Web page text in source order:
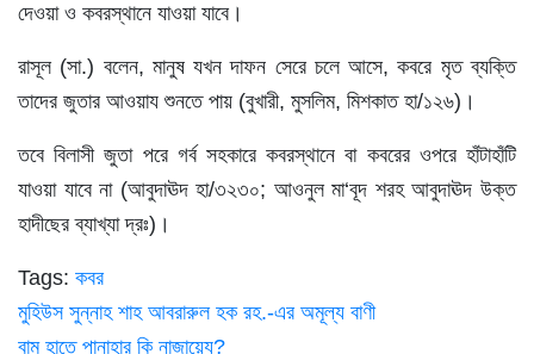
দেওয়া ও কবরস্থানে যাওয়া যাবে।
রাসূল (সা.) বলেন, মানুষ যখন দাফন সেরে চলে আসে, কবরে মৃত ব্যক্তি
তাদের জুতার আওয়ায শুনতে পায় (বুখারী, মুসলিম, মিশকাত হা/১২৬)।
তবে বিলাসী জুতা পরে গর্ব সহকারে কবরস্থানে বা কবরের ওপরে হাঁটাহাঁটি
যাওয়া যাবে না (আবুদাঊদ হা/৩২৩০; আওনুল মা‘বূদ শরহ আবুদাঊদ উক্ত
হাদীছের ব্যাখ্যা দ্রঃ)।
Tags: কবর
Post
মুহিউস সুন্নাহ শাহ আবরারুল হক রহ.-এর অমূল্য বাণী
বাম হাতে পানাহার কি নাজায়েয?